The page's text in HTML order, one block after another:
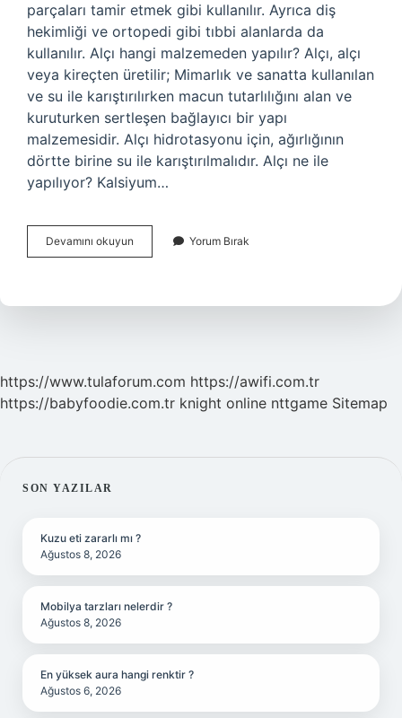
parçaları tamir etmek gibi kullanılır. Ayrıca diş
hekimliği ve ortopedi gibi tıbbi alanlarda da
kullanılır. Alçı hangi malzemeden yapılır? Alçı, alçı
veya kireçten üretilir; Mimarlık ve sanatta kullanılan
ve su ile karıştırılırken macun tutarlılığını alan ve
kuruturken sertleşen bağlayıcı bir yapı
malzemesidir. Alçı hidrotasyonu için, ağırlığının
dörtte birine su ile karıştırılmalıdır. Alçı ne ile
yapılıyor? Kalsiyum…
Devamını okuyun
Neden
Yorum Bırak
https://www.tulaforum.com https://awifi.com.tr
https://babyfoodie.com.tr knight online nttgame Sitemap
SIDEBAR
SON YAZILAR
Kuzu eti zararlı mı ?
Ağustos 8, 2026
Mobilya tarzları nelerdir ?
Ağustos 8, 2026
En yüksek aura hangi renktir ?
Ağustos 6, 2026